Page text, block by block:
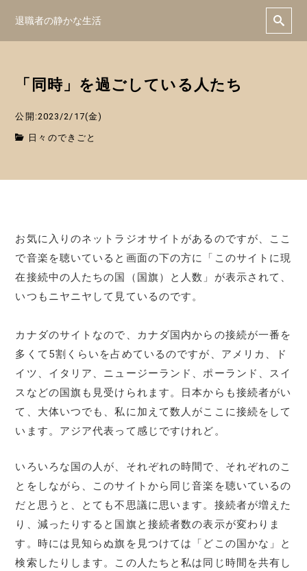
退職者の静かな生活
「同時」を過ごしている人たち
公開:2023/2/17(金)
日々のできごと
お気に入りのネットラジオサイトがあるのですが、ここ
で音楽を聴いていると画面の下の方に「このサイトに現
在接続中の人たちの国（国旗）と人数」が表示されて、
いつもニヤニヤして見ているのです。
カナダのサイトなので、カナダ国内からの接続が一番を
多くて5割くらいを占めているのですが、アメリカ、ド
イツ、イタリア、ニュージーランド、ポーランド、スイ
スなどの国旗も見受けられます。日本からも接続者がい
て、大体いつでも、私に加えて数人がここに接続をして
います。アジア代表って感じですけれど。
いろいろな国の人が、それぞれの時間で、それぞれのこ
とをしながら、このサイトから同じ音楽を聴いているの
だと思うと、とても不思議に思います。接続者が増えた
り、減ったりすると国旗と接続者数の表示が変わりま
す。時には見知らぬ旗を見つけては「どこの国かな」と
検索したりします。この人たちと私は同じ時間を共有し